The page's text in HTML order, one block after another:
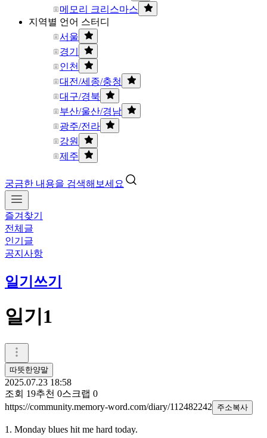
메모리 크리스마스
지역별 언어 스터디
서울
경기
인천
대전/세종/충청
대구/경북
부산/울산/경남
광주/전라
강원
제주
궁금한 내용을 검색해보세요
즐겨찾기
전체글
인기글
공지사항
일기쓰기
일기1
따뜻한양말
2025.07.23 18:58
조회 19추천 0스크랩 0
https://community.memory-word.com/diary/112482242
주소복사
1. Monday blues hit me hard today.